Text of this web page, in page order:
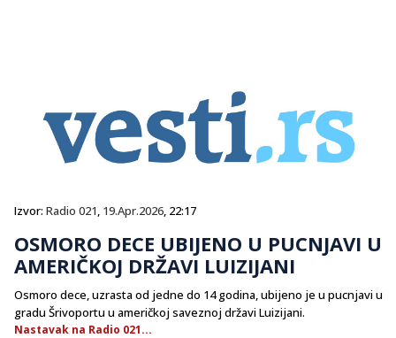
Izvor: Radio 021, 19.Apr.2026, 22:17
OSMORO DECE UBIJENO U PUCNJAVI U
AMERIČKOJ DRŽAVI LUIZIJANI
Osmoro dece, uzrasta od jedne do 14 godina, ubijeno je u pucnjavi u
gradu Šrivoportu u američkoj saveznoj državi Luizijani.
Nastavak na Radio 021...